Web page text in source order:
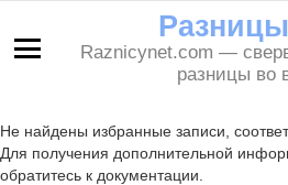
Raznicynet.com —
разницы во
Не найдены избранные записи,
Для получения дополнительной
обратитесь к документации.